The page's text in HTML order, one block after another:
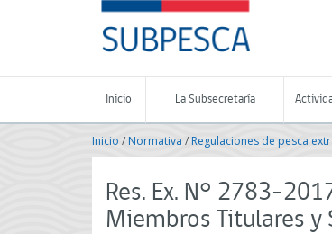
-
Subsecretaría
de
Pesca
Acuicultura
-
de
Chile
Inicio La Subsecretaría
Inicio /Normativa / Regulaciones de pesca
Res. Ex. N° 2783-
Miembros Titulares y